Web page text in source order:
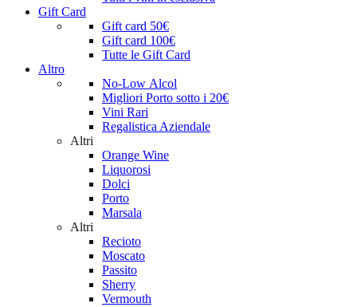
Gift Card
Gift card 50€
Gift card 100€
Tutte le Gift Card
Altro
No-Low Alcol
Migliori Porto sotto i 20€
Vini Rari
Regalistica Aziendale
Altri
Orange Wine
Liquorosi
Dolci
Porto
Marsala
Altri
Recioto
Moscato
Passito
Sherry
Vermouth